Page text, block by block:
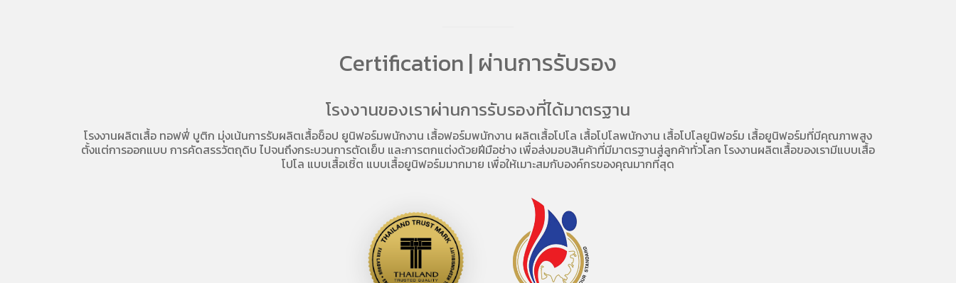
Certification | ผ่านการรับรอง
โรงงานของเราผ่านการรับรองที่ได้มาตรฐาน
โรงงานผลิตเสื้อ ทอฟฟี่ บูติก มุ่งเน้นการรับผลิตเสื้อช็อป ยูนิฟอร์มพนักงาน เสื้อฟอร์มพนักงาน ผลิตเสื้อโปโล เสื้อโปโลพนักงาน เสื้อโปโลยูนิฟอร์ม เสื้อยูนิฟอร์มที่มีคุณภาพสูง
ตั้งแต่การออกแบบ การคัดสรรวัตถุดิบ ไปจนถึงกระบวนการตัดเย็บ และการตกแต่งด้วยฝีมือช่าง เพื่อส่งมอบสินค้าที่มีมาตรฐานสู่ลูกค้าทั่วโลก โรงงานผลิตเสื้อของเรามีแบบเสื้อ
โปโล แบบเสื้อเชิ้ต แบบเสื้อยูนิฟอร์มมากมาย เพื่อให้เมาะสมกับองค์กรของคุณมากที่สุด